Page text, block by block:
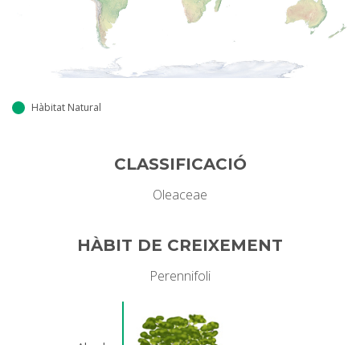
Hàbitat Natural
CLASSIFICACIÓ
Oleaceae
HÀBIT DE CREIXEMENT
Perennifoli